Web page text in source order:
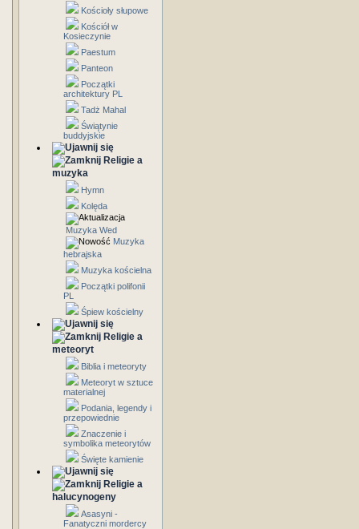
Kościoły słupowe
Kościół w
Kosieczynie
Paestum
Panteon
Początki
architektury PL
Tadż Mahal
Świątynie
buddyjskie
Religie a
muzyka
Hymn
Kolęda
Muzyka Wed
Muzyka
hebrajska
Muzyka kościelna
Początki polifonii
PL
Śpiew kościelny
Religie a
meteoryt
Biblia i meteoryty
Meteoryt w sztuce
materialnej
Podania, legendy i
przepowiednie
Znaczenie i
symbolika meteorytów
Święte kamienie
Religie a
halucynogeny
Asasyni -
Fanatyczni mordercy